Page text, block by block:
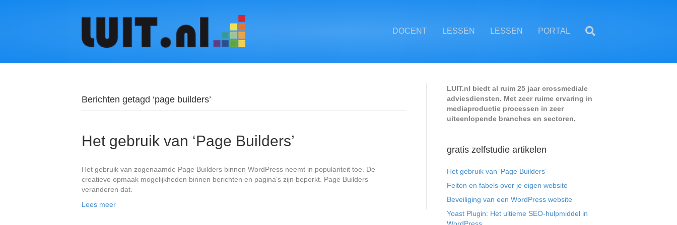
DOCENT LESSEN LESSEN PORTAL
Berichten getagd ‘page builders’
Het gebruik van ‘Page Builders’
Het gebruik van zogenaamde Page Builders binnen WordPress neemt in populariteit toe. De
creatieve opmaak mogelijkheden binnen berichten en pagina’s zijn beperkt. Page Builders
veranderen dat.
Lees meer
LUIT.nl biedt al ruim 25 jaar crossmediale
adviesdiensten. Met zeer ruime ervaring in
mediaproductie processen in zeer
uiteenlopende branches en sectoren.
gratis zelfstudie artikelen
Het gebruik van ‘Page Builders’
Feiten en fabels over je eigen website
Beveiliging van een WordPress website
Yoast Plugin: Het ultieme SEO-hulpmiddel in